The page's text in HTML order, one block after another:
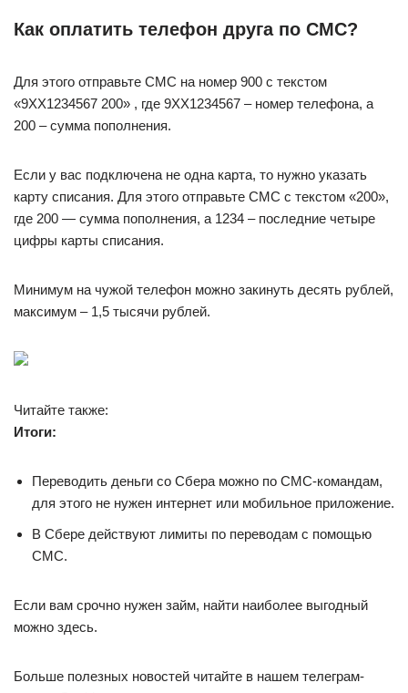
Как оплатить телефон друга по СМС?
Для этого отправьте СМС на номер 900 с текстом
«9ХХ1234567 200» , где 9ХХ1234567 – номер телефона, а
200 – сумма пополнения.
Если у вас подключена не одна карта, то нужно указать
карту списания. Для этого отправьте СМС с текстом «200»,
где 200 — сумма пополнения, а 1234 – последние четыре
цифры карты списания.
Минимум на чужой телефон можно закинуть десять рублей,
максимум – 1,5 тысячи рублей.
Читайте также:
Итоги:
Переводить деньги со Сбера можно по СМС-командам,
для этого не нужен интернет или мобильное приложение.
В Сбере действуют лимиты по переводам с помощью
СМС.
Если вам срочно нужен займ, найти наиболее выгодный
можно здесь.
Больше полезных новостей читайте в нашем телеграм-